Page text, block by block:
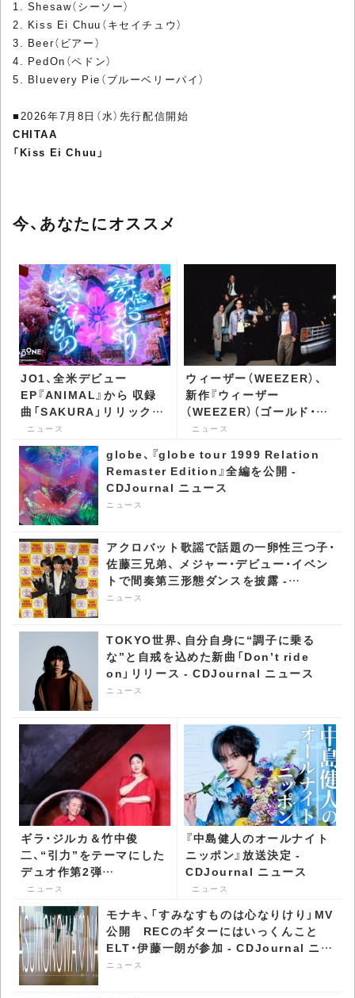
1. Shesaw（シーソー）
2. Kiss Ei Chuu（キセイチュウ）
3. Beer（ビアー）
4. PedOn（ペドン）
5. Bluevery Pie（ブルーベリーパイ）
■2026年7月8日（水）先行配信開始
CHITAA
「Kiss Ei Chuu」
今、あなたにオススメ
JO1、全米デビュー
EP『ANIMAL』から 収録
曲「SAKURA」リリック・
ビデオ公開 - CDJournal
ニュース
ニュース
ウィーザー（WEEZER）、
新作『ウィーザー
（WEEZER）（ゴールド・ア
ルバム）』を携え単独来日
ニュース
ニュース
globe、『globe tour 1999 Relation
Remaster Edition』全編を公開 -
CDJournal ニュース
ニュース
アクロバット歌謡で話題の一卵性三つ子・
佐藤三兄弟、 メジャー・デビュー・イベン
トで間奏第三形態ダンスを披露 -
CDJournal ニュース
ニュース
TOKYO世界、自分自身に“調子に乗る
な”と自戒を込めた新曲「Don’t ride
on」リリース - CDJournal ニュース
ニュース
ギラ・ジルカ＆竹中俊
二、“引力”をテーマにした
デュオ作第2弾
『CRIMSON GRAVITY』
をリリース - CDJournal
ニュース
ニュース
『中島健人のオールナイト
ニッポン』放送決定 -
CDJournal ニュース
ニュース
モナキ、「すみなすものは心なりけり」MV
公開 RECのギターにはいっくんこと
ELT・伊藤一朗が参加 - CDJournal ニュ
ース
ニュース